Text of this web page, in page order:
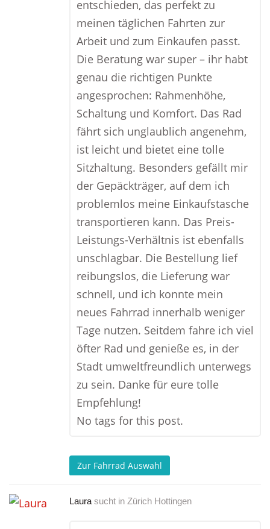
entschieden, das perfekt zu
meinen täglichen Fahrten zur
Arbeit und zum Einkaufen passt.
Die Beratung war super – ihr habt
genau die richtigen Punkte
angesprochen: Rahmenhöhe,
Schaltung und Komfort. Das Rad
fährt sich unglaublich angenehm,
ist leicht und bietet eine tolle
Sitzhaltung. Besonders gefällt mir
der Gepäckträger, auf dem ich
problemlos meine Einkaufstasche
transportieren kann. Das Preis-
Leistungs-Verhältnis ist ebenfalls
unschlagbar. Die Bestellung lief
reibungslos, die Lieferung war
schnell, und ich konnte mein
neues Fahrrad innerhalb weniger
Tage nutzen. Seitdem fahre ich viel
öfter Rad und genieße es, in der
Stadt umweltfreundlich unterwegs
zu sein. Danke für eure tolle
Empfehlung!
No tags for this post.
Zur Fahrrad Auswahl
Laura sucht in Zürich Hottingen